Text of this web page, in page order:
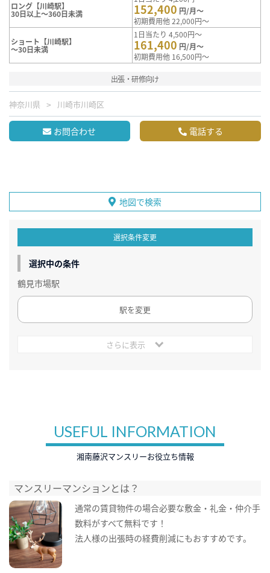
ロング【川崎駅】
30日以上～360日未満 152,400 円/月～
初期費用他 22,000円～
ショート【川崎駅】
～30日未満
1日当たり 4,500円～
161,400 円/月～
初期費用他 16,500円～
出張・研修向け
神奈川県 川崎市川崎区
お問合わせ 電話する
地図で検索
選択条件変更
選択中の条件
鶴見市場駅
駅を変更
さらに表示
USEFUL INFORMATION
湘南藤沢マンスリーお役立ち情報
マンスリーマンションとは？
通常の賃貸物件の場合必要な敷金・礼金・仲介手
数料がすべて無料です！
法人様の出張時の経費削減にもおすすめです。